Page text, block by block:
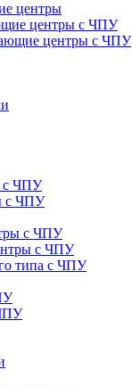
центры
центры с ЧПУ
центры с ЧПУ
с ЧПУ
с ЧПУ
с ЧПУ
с ЧПУ
типа с ЧПУ